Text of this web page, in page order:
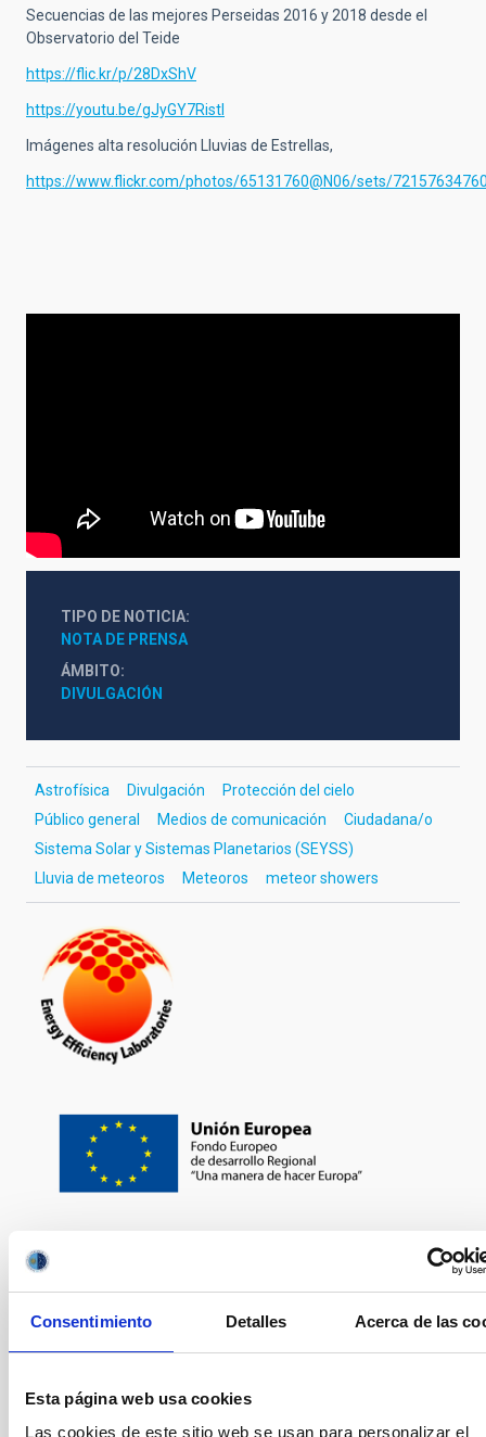
Consentimiento Detalles Acerca de las
Esta página web usa cookies
Las cookies de este sitio web se usan para personalizar el
Secuencias de las mejores Perseidas 2016 y 2018 desde el
Observatorio del Teide
https://flic.kr/p/28DxShV
https://youtu.be/gJyGY7RistI
Imágenes alta resolución Lluvias de Estrellas,
https://www.flickr.com/photos/65131760@N06/sets/
TIPO DE NOTICIA
NOTA DE PRENSA
ÁMBITO
DIVULGACIÓN
Astrofísica Divulgación
Protección del cielo
Público general
Medios de comunicación
Ciudadana/o
Sistema Solar y Sistemas Planetarios (SEYSS)
Lluvia de meteoros
Meteoros meteor showers